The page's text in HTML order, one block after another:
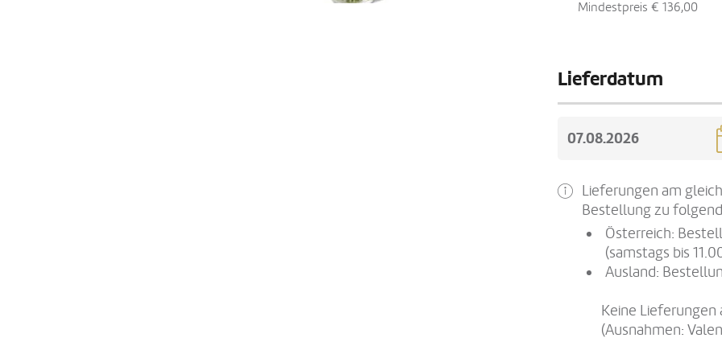
Mindestpreis € 136,00
Lieferdatum
Lieferungen am
Bestellung zu
Österreich:
(samstags bis
Ausland:
Keine Lieferungen
(Ausnahmen: